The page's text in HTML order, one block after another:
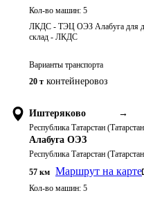
Кол-во машин: 5
ЛКДС - ТЭЦ ОЭЗ Алабуга для
склад - ЛКДС
Варианты транспорта
20 т контейнеровоз
Иштеряково →
Республика Татарстан
Алабуга ОЭЗ
Республика Татарстан
57 км Маршрут на карте
Кол-во машин: 5